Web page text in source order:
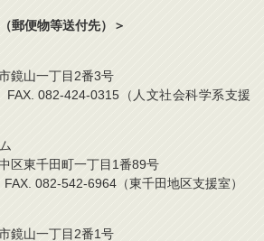
郵便物等送付先）＞
鏡山一丁目2番3号
082-424-0315（人文社会科学系支援
区東千田町一丁目1番89号
082-542-6964（東千田地区支援室）
鏡山一丁目2番1号